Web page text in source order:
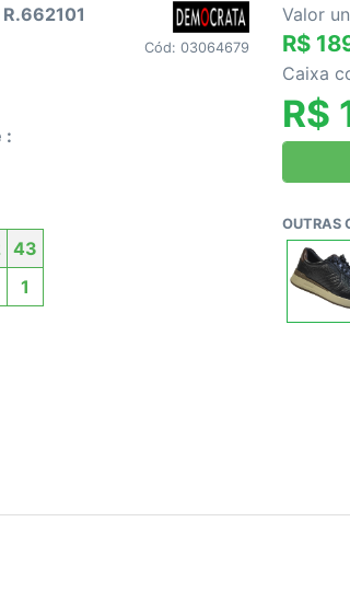
Cód: 03064679
:
43
1
Valor
R$
Caixa
R$
OUTRAS